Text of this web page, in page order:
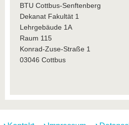
BTU Cottbus-Senftenberg
Dekanat Fakultät 1
Lehrgebäude 1A
Raum 115
Konrad-Zuse-Straße 1
03046 Cottbus